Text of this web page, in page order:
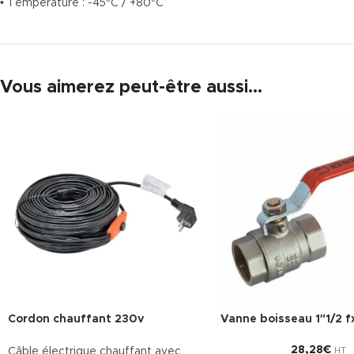
• Temperature : -45°C / +80°C
Vous aimerez peut-être aussi…
Cordon chauffant 230v
Câble électrique chauffant avec
Vanne boisseau 1″1/2
28,28€ HT